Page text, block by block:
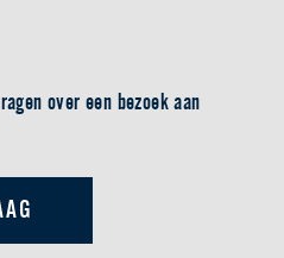
over een bezoek aan